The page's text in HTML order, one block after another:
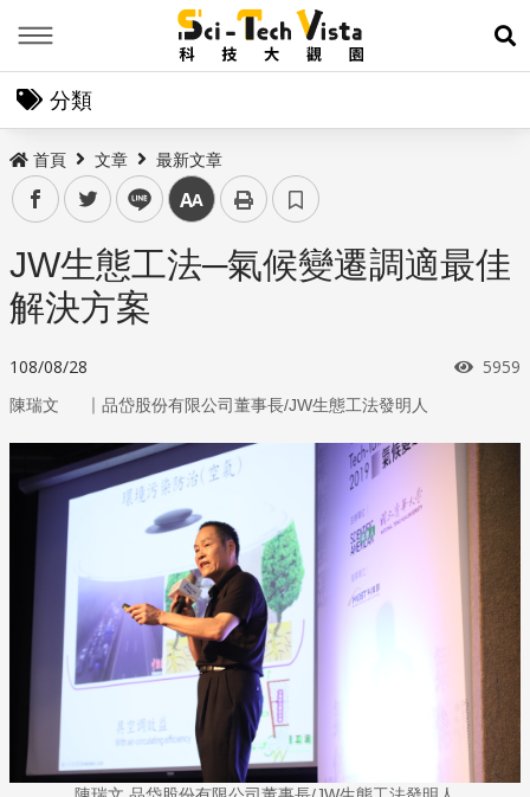
展
分類
首頁 文章 最新文章
facebooktwitter line 中
JW生態工法─氣候變遷調適最佳
解決方案
108/08/28 瀏覽
5959
陳瑞文 ｜ 品岱股份有限公司董事長/JW生態工法發明人